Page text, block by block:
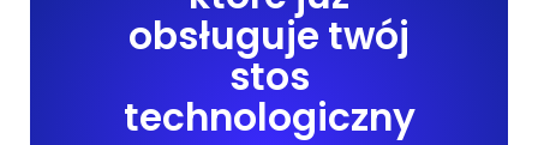
obsługuje twój
stos
technologiczny